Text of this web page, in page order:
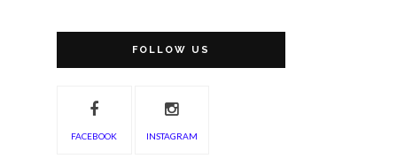
FOLLOW US
FACEBOOK INSTAGRAM